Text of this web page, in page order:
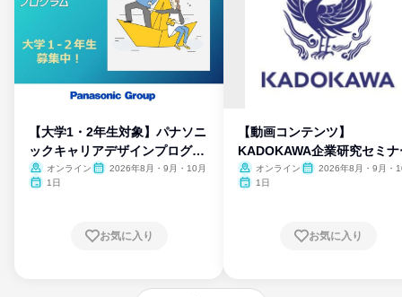
【大学1・2年生対象】パナソニ
ックキャリアデザインプログラ
ム
オンライン
2026年8月・9月・10月
1日
お気に入り
【動画コンテンツ】
KADOKAWA企業研究セミナ
オンライン
2026年8月・9月・
1日
お気に入り